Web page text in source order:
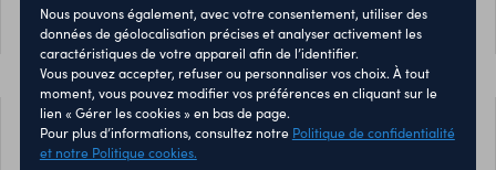
de tailles.
PERSONNALISER
charge rapide. Compatible
avec les derniers Androids,
iPhone® 8, X et plus récents.
PERSONNALISER
Nous pouvons également, avec votre consentement, utiliser des
données de géolocalisation précises et analyser activement les
caractéristiques de votre appareil afin de l’identifier.
Vous pouvez accepter, refuser ou personnaliser vos choix. À tout
moment, vous pouvez modifier vos préférences en cliquant sur le
lien « Gérer les cookies » en bas de page.
Pour plus d’informations, consultez notre Politique de confidentialité
et notre Politique cookies.